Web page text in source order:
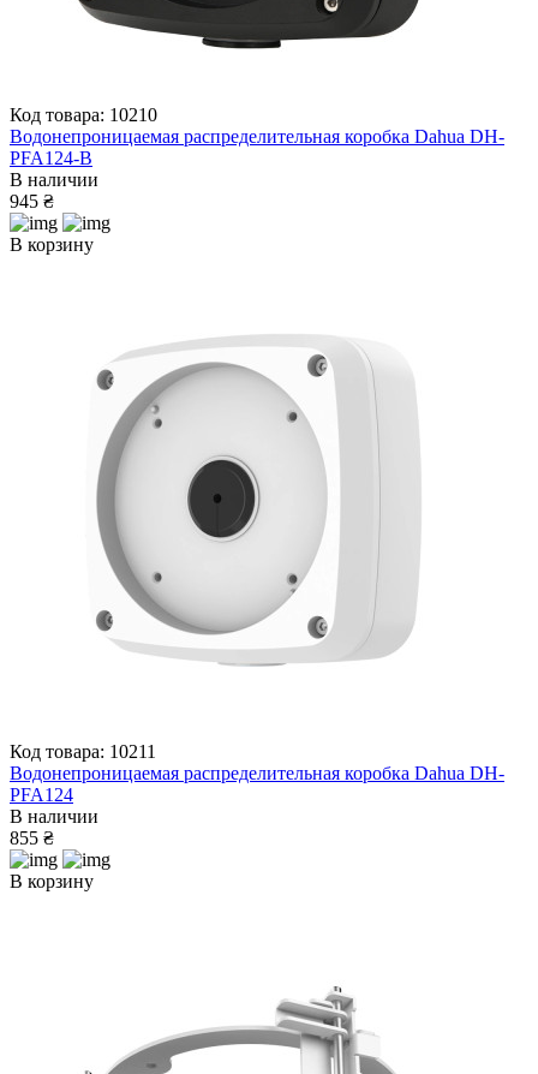
Код товара: 10210
Водонепроницаемая распределительная коробка Dahua DH-
PFA124-B
В наличии
945 ₴
В корзину
Код товара: 10211
Водонепроницаемая распределительная коробка Dahua DH-
PFA124
В наличии
855 ₴
В корзину